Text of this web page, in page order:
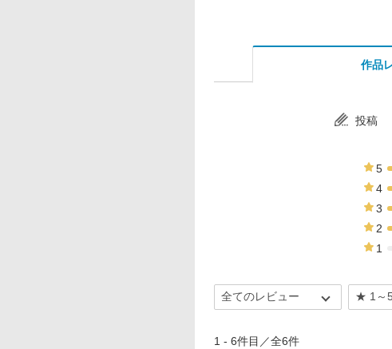
作品
投稿
5
4
3
2
1
1 - 6件目／全6件